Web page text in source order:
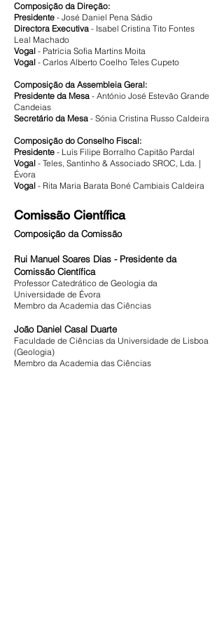
Composição da Direção:
Presidente - José Daniel Pena Sádio
Directora Executiva - Isabel Cristina Tito Fontes
Leal Machado
Vogal - Patrícia Sofia Martins Moita
Vogal - Carlos Alberto Coelho Teles Cupeto
Composição da Assembleia Geral:
Presidente da Mesa - António José Estevão Grande
Candeias
Secretário da Mesa - Sónia Cristina Russo Caldeira
Composição do Conselho Fiscal:
Presidente - Luís Filipe Borralho Capitão Pardal
Vogal - Teles, Santinho & Associado SROC, Lda. |
Évora
Vogal - Rita Maria Barata Boné Cambiais Caldeira
Comissão Científica
Composição da Comissão
Rui Manuel Soares Dias - Presidente da
Comissão Científica
Professor Catedrático de Geologia da
Universidade de Évora
Membro da Academia das Ciências
João Daniel Casal Duarte
Faculdade de Ciências da Universidade de Lisboa
(Geologia)
Membro da Academia das Ciências